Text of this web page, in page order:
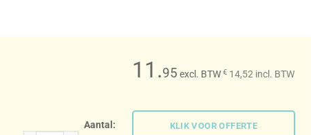
11.95 excl. BTW €14,52 incl. BTW
Aantal: KLIK VOOR OFFERTE